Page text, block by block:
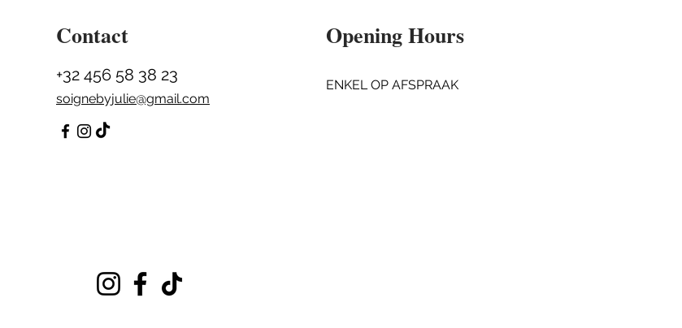
Contact
+32 456 58 38 23
soignebyjulie@gmail.com
Opening Hours
ENKEL OP AFSPRAAK